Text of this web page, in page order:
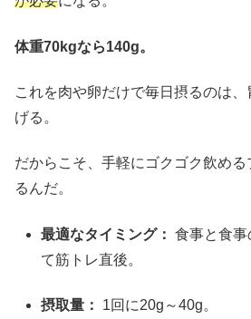
体重70kgなら140g。
これを肉や卵だけで毎日摂るのは
げる。
だからこそ、手軽にゴクゴク飲め
るんだ。
最適なタイミング： 食事と食事
て筋トレ直後。
摂取量： 1回に20g～40g。